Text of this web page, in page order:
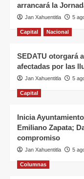
arrancará la
Jan Xahuentitla 5
Capital Nacional
SEDATU otorgará
afectadas por las
Jan Xahuentitla 5
Capital
Inicia
Emiliano Zapata;
compromiso
Jan Xahuentitla 5
Columnas